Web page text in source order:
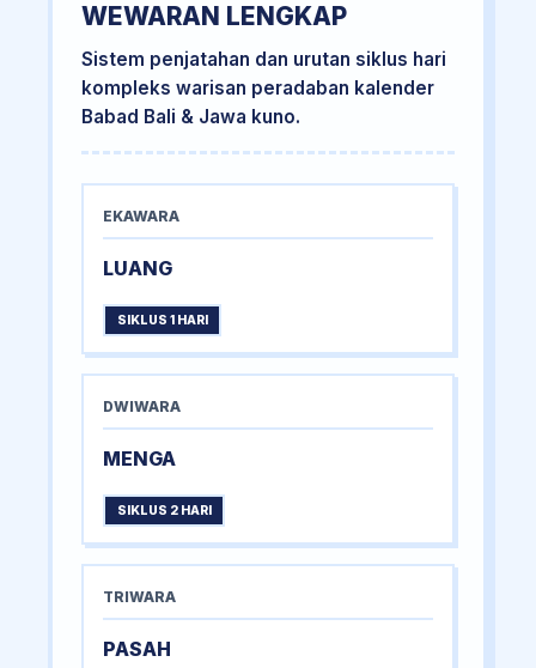
WEWARAN LENGKAP
Sistem penjatahan dan urutan siklus hari
kompleks warisan peradaban kalender
Babad Bali & Jawa kuno.
EKAWARA
LUANG
SIKLUS 1 HARI
DWIWARA
MENGA
SIKLUS 2 HARI
TRIWARA
PASAH